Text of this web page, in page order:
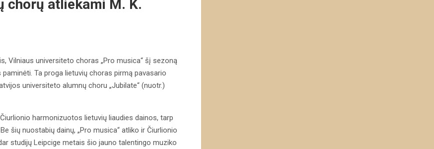
chorų atliekami M. K.
Vilniaus universiteto choras „Pro musica“ šį sezoną
Ta proga lietuvių choras pirmą pavasario
universiteto alumnų choru „Jubilate“ (nuotr.)
harmonizuotos lietuvių liaudies dainos, tarp
šių nuostabių dainų, „Pro musica“ atliko ir Čiurlionio
studijų Leipcige metais šio jauno talentingo muziko